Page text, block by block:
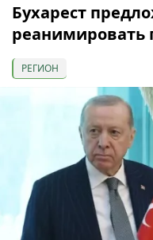
Бухарест
реанимировать
РЕГИОН